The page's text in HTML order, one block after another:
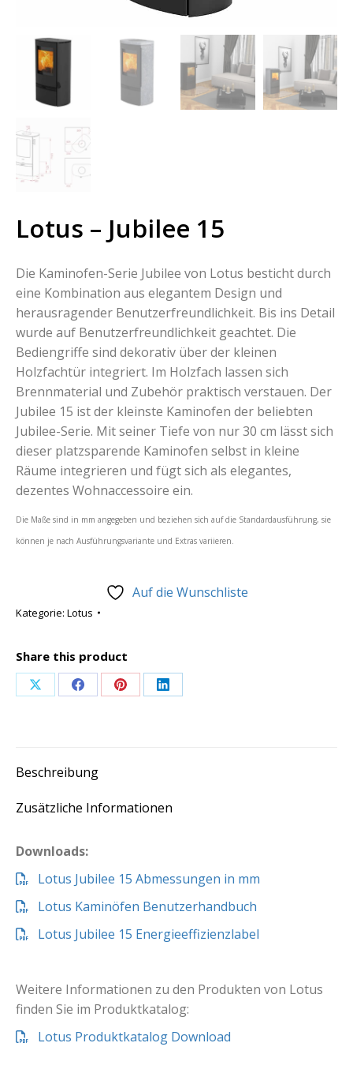
Lotus – Jubilee 15
Die Kaminofen-Serie Jubilee von Lotus besticht durch
eine Kombination aus elegantem Design und
herausragender Benutzerfreundlichkeit. Bis ins Detail
wurde auf Benutzerfreundlichkeit geachtet. Die
Bediengriffe sind dekorativ über der kleinen
Holzfachtür integriert. Im Holzfach lassen sich
Brennmaterial und Zubehör praktisch verstauen. Der
Jubilee 15 ist der kleinste Kaminofen der beliebten
Jubilee-Serie. Mit seiner Tiefe von nur 30 cm lässt sich
dieser platzsparende Kaminofen selbst in kleine
Räume integrieren und fügt sich als elegantes,
dezentes Wohnaccessoire ein.
Die Maße sind in mm angegeben und beziehen sich auf die Standardausführung, sie
können je nach Ausführungsvariante und Extras variieren.
Auf die Wunschliste
Kategorie: Lotus
Share this product
Share Share Share Share
Beschreibung
Zusätzliche Informationen
Downloads:
Lotus Jubilee 15 Abmessungen in mm
Lotus Kaminöfen Benutzerhandbuch
Lotus Jubilee 15 Energieeffizienzlabel
Weitere Informationen zu den Produkten von Lotus
finden Sie im Produktkatalog:
Lotus Produktkatalog Download